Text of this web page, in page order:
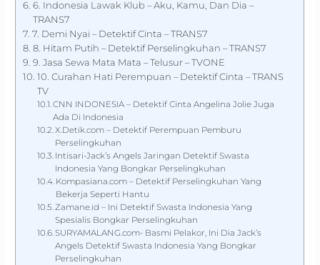
6. Indonesia Lawak Klub – Aku, Kamu, Dan Dia –
TRANS7
7. Demi Nyai – Detektif Cinta – TRANS7
8. Hitam Putih – Detektif Perselingkuhan – TRANS7
9. Jasa Sewa Mata Mata – Telusur – TVONE
10. Curahan Hati Perempuan – Detektif Cinta – TRANS
TV
CNN INDONESIA – Detektif Cinta Angelina Jolie Juga
Ada Di Indonesia
X.Detik.com – Detektif Perempuan Pemburu
Perselingkuhan
Intisari-Jack’s Angels Jaringan Detektif Swasta
Indonesia Yang Bongkar Perselingkuhan
Kompasiana.com – Detektif Perselingkuhan Yang
Bekerja Seperti Hantu
Zamane.id – Ini Detektif Swasta Indonesia Yang
Spesialis Bongkar Perselingkuhan
SURYAMALANG.com- Basmi Pelakor, Ini Dia Jack’s
Angels Detektif Swasta Indonesia Yang Bongkar
Perselingkuhan